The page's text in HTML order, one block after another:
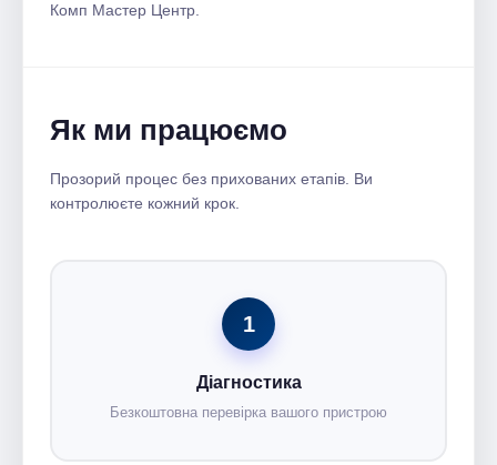
Комп Мастер Центр.
Як ми працюємо
Прозорий процес без прихованих етапів. Ви
контролюєте кожний крок.
1
Діагностика
Безкоштовна перевірка вашого пристрою